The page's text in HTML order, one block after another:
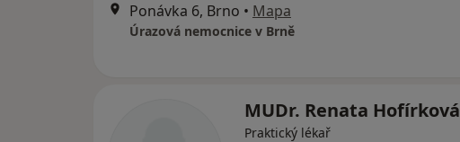
Ponávka 6, Brno • Mapa
Úrazová nemocnice v Brně
MUDr. Renata Hofírková
Praktický lékař